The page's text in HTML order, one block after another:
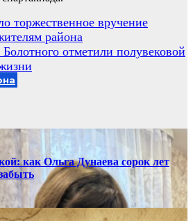
торжественное вручение
района
отметили полувековой
как Ольга Дунаева сорок лет